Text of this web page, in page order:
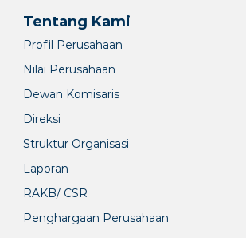
Tentang Kami
Profil Perusahaan
Nilai Perusahaan
Dewan Komisaris
Direksi
Struktur Organisasi
Laporan
RAKB/ CSR
Penghargaan Perusahaan